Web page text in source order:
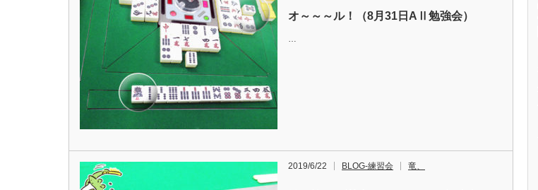
オ～～～ル！（8月31日AⅡ勉強会）
…
2019/6/22 BLOG-練習会 竜、